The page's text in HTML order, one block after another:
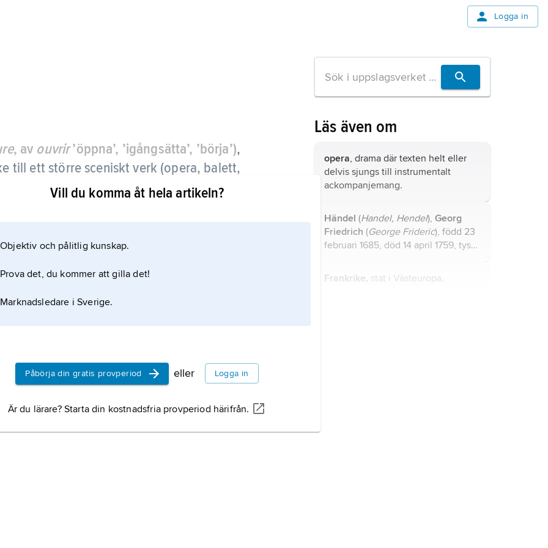
Logga in
, av ouvrir’öppna’, ’igångsätta’, ’börja’),
till ett större sceniskt verk (opera, balett,
inleder Monteverdis opera ”Orfeo” (1607).
ur lokala operatraditioner och fick namn som
italiensk och fransk (Lully) ouvertyr. De
Vill du komma åt hela artikeln?
Objektiv och pålitlig kunskap.
Prova det, du kommer att gilla det!
Marknadsledare i Sverige.
Påbörja din gratis provperiod eller Logga in
Är du lärare? Starta din kostnadsfria provperiod härifrån.
Läs även om
opera, drama där texten helt eller
delvis sjungs till instrumentalt
ackompanjemang.
Händel (Handel, Hendel), Georg
Friedrich (George Frideric), född 23
februari 1685, död 14 april 1759, tysk-
Frankrike, stat i Västeuropa.